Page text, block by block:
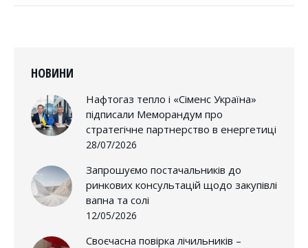
НОВИНИ
Нафтогаз тепло і «Сіменс Україна»
підписали Меморандум про
стратегічне партнерство в енергетиці
28/07/2026
Запрошуємо постачальників до
ринкових консультацій щодо закупівлі
вапна та солі
12/05/2026
Своєчасна повірка лічильників –